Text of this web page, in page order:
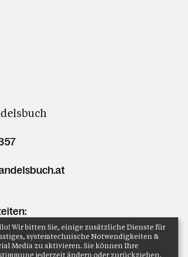
Uhr
Wir bitten Sie, einige zusätzliche Dienste für
systemtechnische Notwendigkeiten &
Media zu aktivieren. Sie können Ihre
jederzeit ändern oder zurückziehen.